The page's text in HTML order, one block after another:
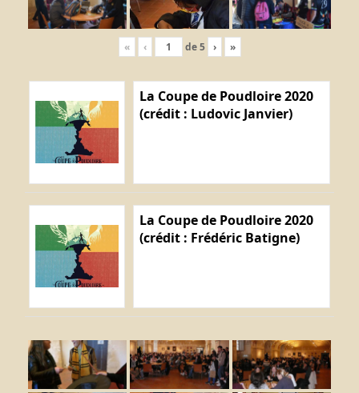
« ‹ de5 › »
La Coupe de Poudloire 2020
(crédit : Ludovic Janvier)
La Coupe de Poudloire 2020
(crédit : Frédéric Batigne)